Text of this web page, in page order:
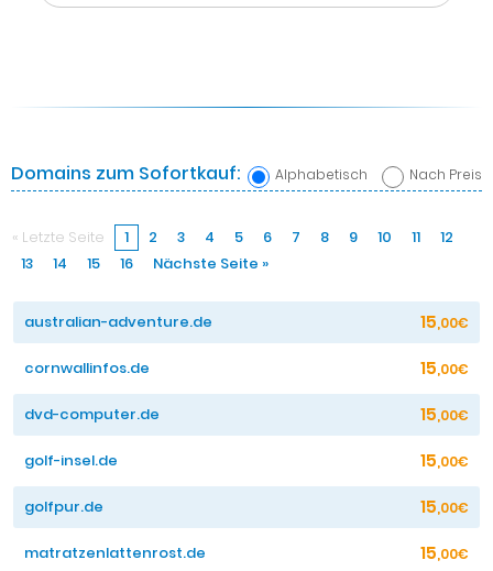
Alphabetisch Nach Preis
Domains zum Sofortkauf:
« Letzte Seite 1 2 3 4 5 6 7 8 9 10 11
12
13
14 15 16 Nächste Seite »
australian-adventure.de 15,00€
cornwallinfos.de 15,00€
dvd-computer.de 15,00€
golf-insel.de 15,00€
golfpur.de 15,00€
matratzenlattenrost.de 15,00€